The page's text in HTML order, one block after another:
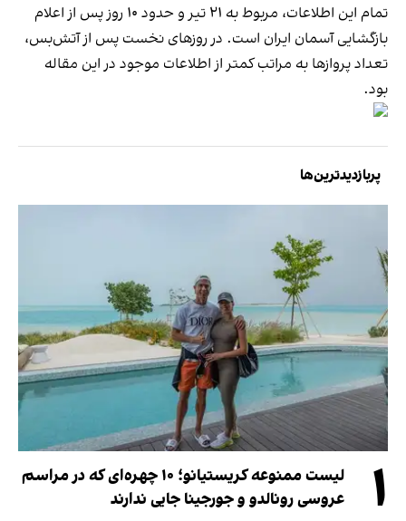
تمام این اطلاعات، مربوط به ۲۱ تیر و حدود ۱۰ روز پس از اعلام
بازگشایی آسمان ایران است. در روزهای نخست پس از آتش‌بس،
تعداد پروازها به مراتب کمتر از اطلاعات موجود در این مقاله
بود.
پربازدیدترین‌ها
۱
لیست ممنوعه کریستیانو؛ ۱۰ چهره‌ای که در مراسم
عروسی رونالدو و جورجینا جایی ندارند